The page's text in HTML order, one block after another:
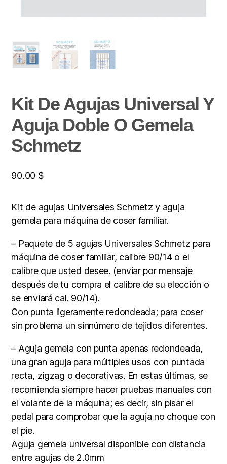
Kit De Agujas Universal Y
Aguja Doble O Gemela
Schmetz
90.00 $
Kit de agujas Universales Schmetz y aguja
gemela para máquina de coser familiar.
– Paquete de 5 agujas Universales Schmetz para
máquina de coser familiar, calibre 90/14 o el
calibre que usted desee. (enviar por mensaje
después de tu compra el calibre de su elección o
se enviará cal. 90/14).
Con punta ligeramente redondeada; para coser
sin problema un sinnúmero de tejidos diferentes.
– Aguja gemela con punta apenas redondeada,
una gran aguja para múltiples usos con puntada
recta, zigzag o decorativas. En estas últimas, se
recomienda siempre hacer pruebas manuales con
el volante de la máquina; es decir, sin pisar el
pedal para comprobar que la aguja no choque con
el pie.
Aguja gemela universal disponible con distancia
entre agujas de 2.0mm